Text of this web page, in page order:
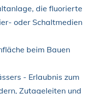
die fluorierte
oder Schaltmedien
beim Bauen
- Erlaubnis zum
Zutageleiten und